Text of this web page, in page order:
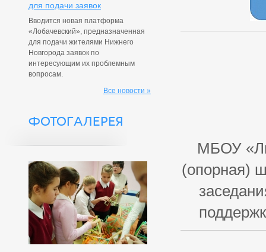
для подачи заявок
Вводится новая платформа
«Лобачевский», предназначенная
для подачи жителями Нижнего
Новгорода заявок по
интересующим их проблемным
вопросам.
Все новости »
ФОТОГАЛЕРЕЯ
МБОУ
(опорная)